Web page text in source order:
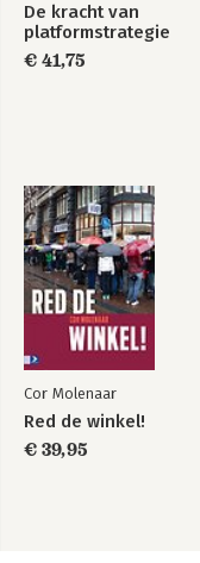
De kracht van
platformstrategie
€ 41,75
Cor Molenaar
Red de winkel!
€ 39,95